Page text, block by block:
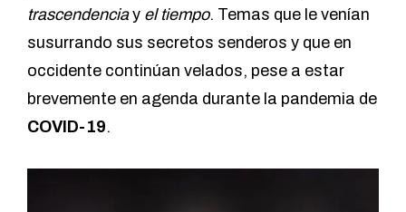
trascendenciay el tiempo. Temas que le venían
susurrando sus secretos senderos y que en
occidente continúan velados, pese a estar
brevemente en agenda durante la pandemia de
COVID-19.